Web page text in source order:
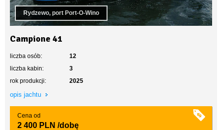
Rydzewo, port Port-O-Wino
Campione 41
liczba osób:
12
liczba kabin:
3
rok produkcji:
2025
opis jachtu
Cena od
2 400 PLN /dobę